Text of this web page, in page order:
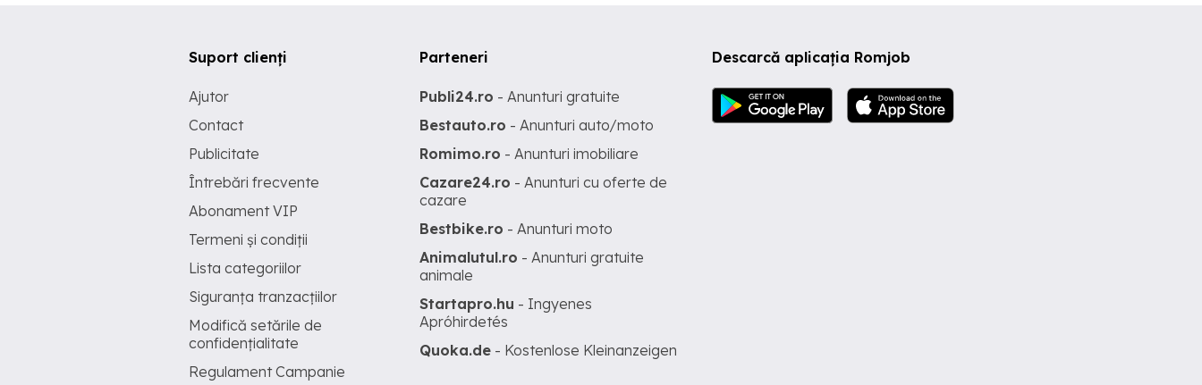
Descarcă aplicația Romjob
Suport clienți
Ajutor
Contact
Publicitate
Întrebări frecvente
Abonament VIP
Termeni și condiții
Lista categoriilor
Siguranța tranzacțiilor
Modifică setările de
confidențialitate
Regulament Campanie
Parteneri
Publi24.ro - Anunturi gratuite
Bestauto.ro - Anunturi auto/moto
Romimo.ro - Anunturi imobiliare
Cazare24.ro - Anunturi cu oferte de
cazare
Bestbike.ro - Anunturi moto
Animalutul.ro - Anunturi gratuite
animale
Startapro.hu - Ingyenes
Apróhirdetés
Quoka.de - Kostenlose Kleinanzeigen